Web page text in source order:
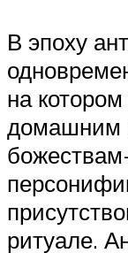
В эпоху
на
домашним
ритуале.